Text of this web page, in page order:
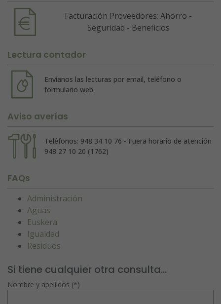
Facturación Proveedores: Ahorro -
Seguridad - Beneficios
Lectura contador
Envíanos las lecturas por email, teléfono o
formulario web
Aviso averías
Teléfonos: 948 34 10 76 - Fuera horario de atención
948 27 10 20 (1762)
FAQs
Administración
Aguas
Euskera
Igualdad
Residuos
Si tiene cualquier otra consulta...
Nombre y apellidos (*)